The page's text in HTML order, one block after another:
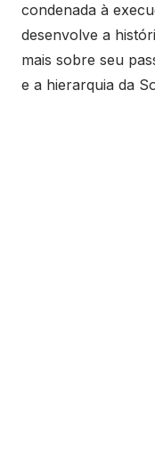
condenada à
desenvolve a
mais sobre seu
e a hierarquia da